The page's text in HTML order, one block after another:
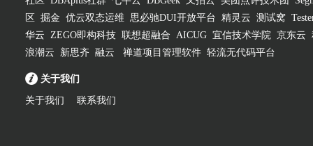
区
掘金 优云双态运维 思必驰DUI开放平台 精灵云 测试窝
华云 ZEGO即构科技 联想超融合 AICUG 宜信技术学院 京东云
浪潮云
新思齐 融云 禅道项目管理软件 轻流无代码平台
关于我们
关于我们 联系我们